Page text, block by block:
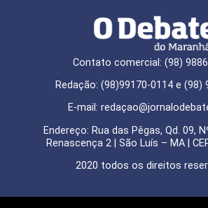
Contato comercial: (98)
Redação: (98)99170-0114 e (98)
E-mail:
Endereço: Rua das Pêgas, Qd. 09,
Renascença 2 | São Luís – MA |
2020 todos os direitos